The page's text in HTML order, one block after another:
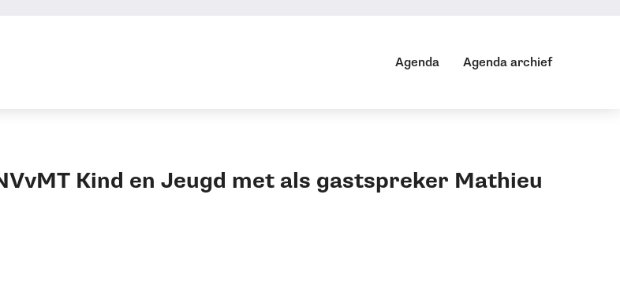
Agenda Agenda archief
Kind en Jeugd met als gastspreker Mathieu
Agenda